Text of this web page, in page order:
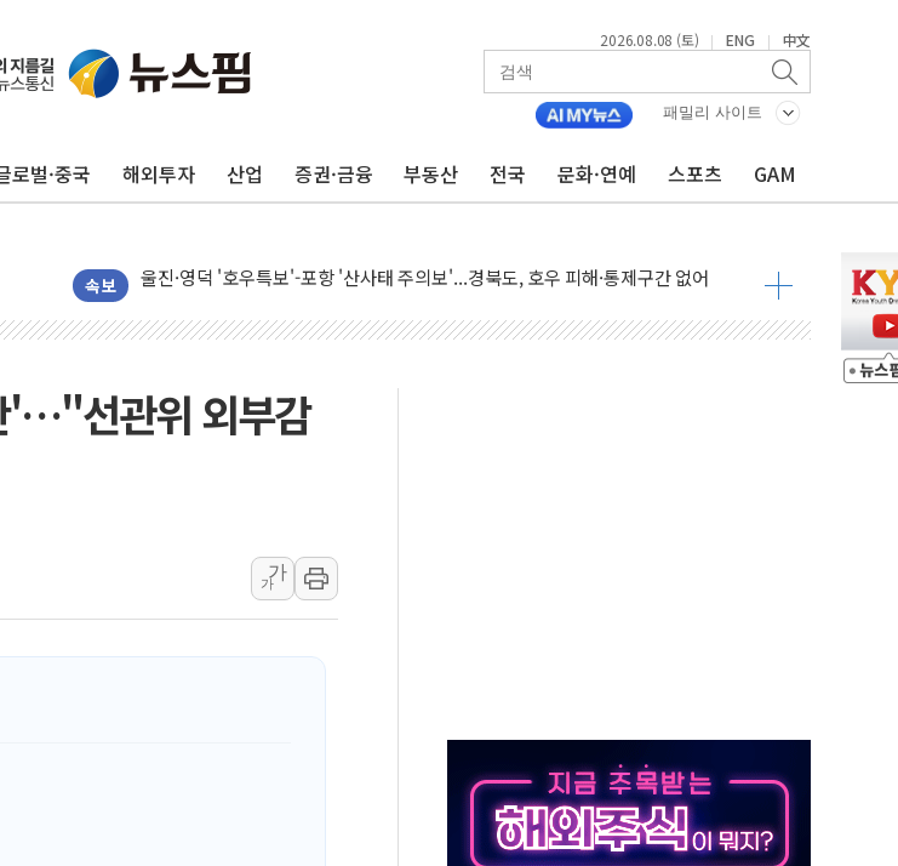
2026.08.08 (토) | ENG | 中文
패밀리 사이트
로벌·중국 해외투자 산업 증권·금융 부동산 전국 문화·연예 스포츠 GAM
속보
포항시 재난예산 40억 긴급 투입…고수온 양식장 복구·지원 '총력'
[종합] 김민석, 정청래에 '0.86%p' 차 재역전 성공...金 45.42% vs 鄭 44.56%
인천 합동연설회 나선 송영길·정청래·김민석 당대표 후보
인사하는 김민석 당대표 후보
[속보] 민주, 제주·인천 경선 결과 발표...김민석 47.75% 정청래 42.08%
美, 이란전 출구전략 만지작…공습 한계·탄약 부족 현실화
강릉·동해·삼척 시간당 최대 50㎜ 폭우…강원 동해안 강한 비 이어져
추미애, '위안부' 피해자 기림의 날 참석..."국제적 시민 연대로 목소리 내야"
인천 선재도 갯벌서 해루질 중 실종 60대 나흘만에 숨진 채 발견
'…"선관위 외부감
가
가